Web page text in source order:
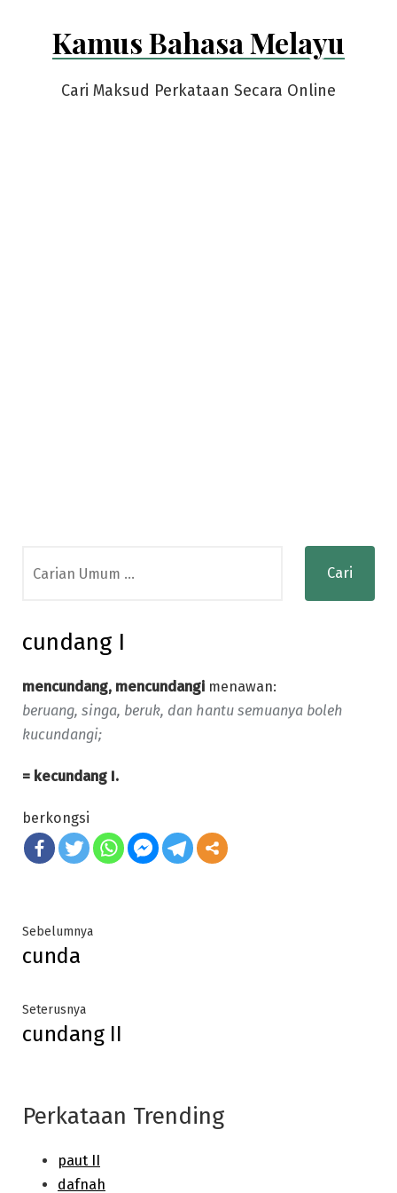
Kamus Bahasa Melayu
Cari Maksud Perkataan Secara Online
for:
cundang I
mencundang, mencundangi menawan:
beruang, singa, beruk, dan hantu semuanya boleh
kucundangi;
= kecundang I.
berkongsi
Post
navigation
SebelumnyaPrevious
cunda
SeterusnyaNext
post:
cundang II
Perkataan Trending